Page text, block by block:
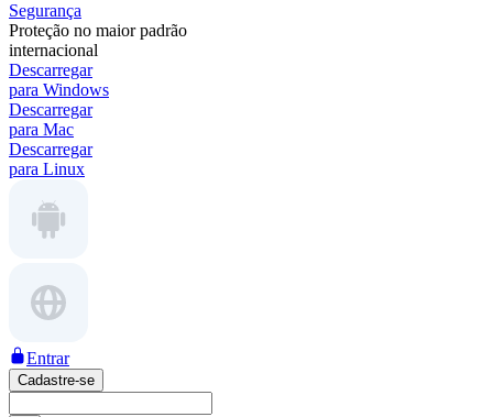
Segurança
Proteção no maior padrão
internacional
Descarregar
para Windows
Descarregar
para Mac
Descarregar
para Linux
Entrar
Cadastre-se